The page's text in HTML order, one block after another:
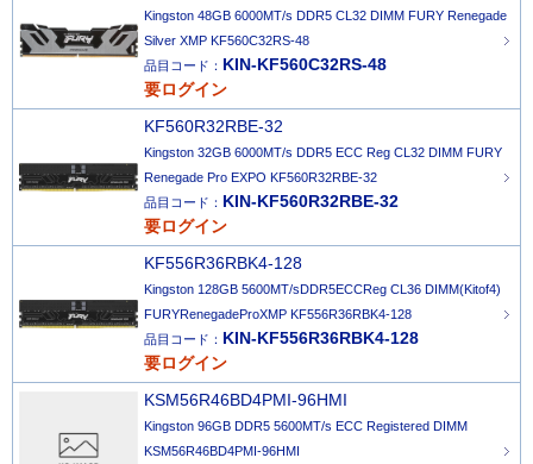
Kingston 48GB 6000MT/s DDR5 CL32 DIMM FURY Renegade
Silver XMP KF560C32RS-48
品目コード： KIN-KF560C32RS-48
要ログイン
KF560R32RBE-32
Kingston 32GB 6000MT/s DDR5 ECC Reg CL32 DIMM FURY
Renegade Pro EXPO KF560R32RBE-32
品目コード： KIN-KF560R32RBE-32
要ログイン
KF556R36RBK4-128
Kingston 128GB 5600MT/sDDR5ECCReg CL36 DIMM(Kitof4)
FURYRenegadeProXMP KF556R36RBK4-128
品目コード： KIN-KF556R36RBK4-128
要ログイン
KSM56R46BD4PMI-96HMI
Kingston 96GB DDR5 5600MT/s ECC Registered DIMM
KSM56R46BD4PMI-96HMI